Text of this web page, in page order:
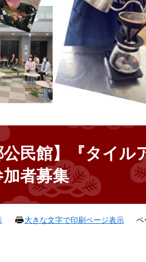
民館】『タイル
者募集
大きな文字で印刷ページ表示 ペ